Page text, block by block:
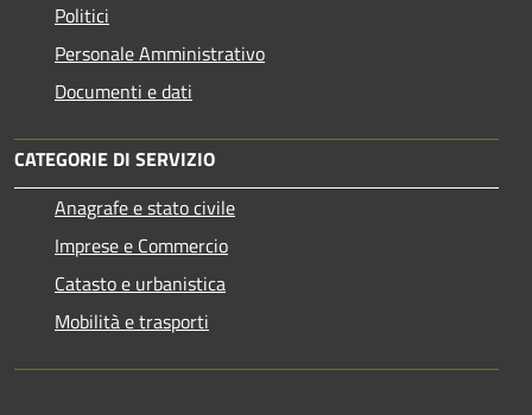
Politici
Personale Amministrativo
Documenti e dati
CATEGORIE DI SERVIZIO
Anagrafe e stato civile
Imprese e Commercio
Catasto e urbanistica
Mobilità e trasporti